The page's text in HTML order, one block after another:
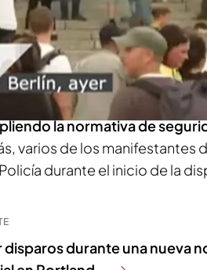
contra las medidas de
asistido unas 30.000
defensor de teorías de la
ha sido disuelta
la normativa de
varios de los
durante el inicio de la
durante una nueva